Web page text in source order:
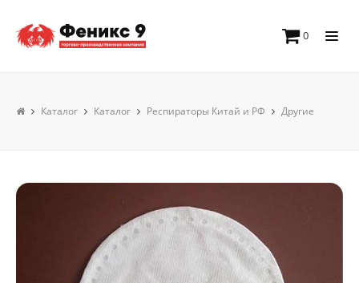
0
Каталог Каталог Респираторы Китай и РФ Другие